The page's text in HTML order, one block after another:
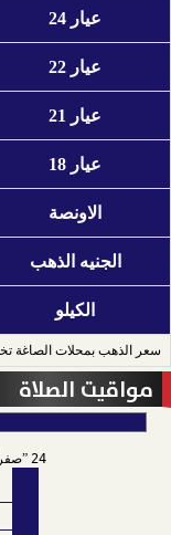
عيار 24
عيار 22
عيار 21
عيار 18
الاونصة
الجنيه الذهب
الكيلو
سعر الذهب بمحلات الصاغة
مواقيت الصلاة
24
صفر